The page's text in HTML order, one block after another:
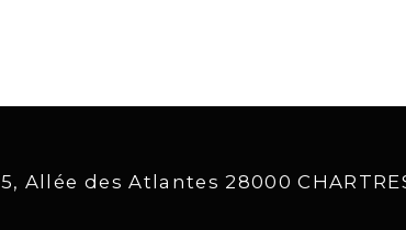
5, Allée des Atlantes 28000